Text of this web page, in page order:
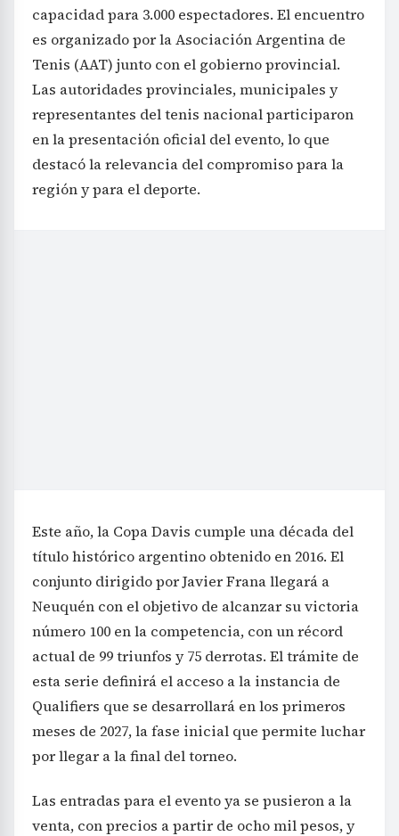
capacidad para 3.000 espectadores. El encuentro
es organizado por la Asociación Argentina de
Tenis (AAT) junto con el gobierno provincial.
Las autoridades provinciales, municipales y
representantes del tenis nacional participaron
en la presentación oficial del evento, lo que
destacó la relevancia del compromiso para la
región y para el deporte.
Este año, la Copa Davis cumple una década del
título histórico argentino obtenido en 2016. El
conjunto dirigido por Javier Frana llegará a
Neuquén con el objetivo de alcanzar su victoria
número 100 en la competencia, con un récord
actual de 99 triunfos y 75 derrotas. El trámite de
esta serie definirá el acceso a la instancia de
Qualifiers que se desarrollará en los primeros
meses de 2027, la fase inicial que permite luchar
por llegar a la final del torneo.
Las entradas para el evento ya se pusieron a la
venta, con precios a partir de ocho mil pesos, y